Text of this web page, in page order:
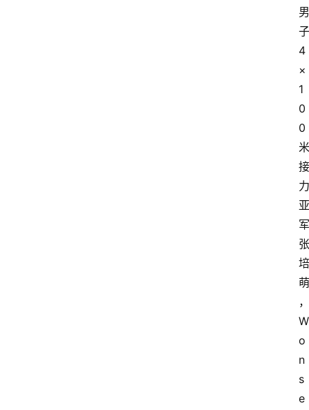
男
子
4
×
1
0
0
米
接
力
亚
军
张
培
萌
，
W
o
n
s
e